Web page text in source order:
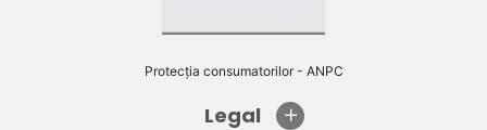
Protecția consumatorilor - ANPC
Legal